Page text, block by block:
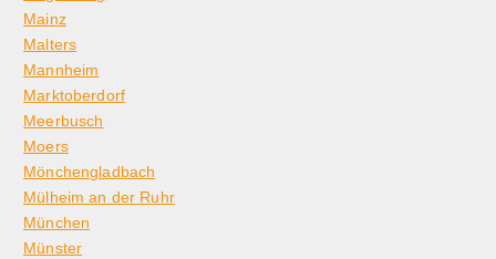
Mainz
Malters
Mannheim
Marktoberdorf
Meerbusch
Moers
Mönchengladbach
Mülheim an der Ruhr
München
Münster